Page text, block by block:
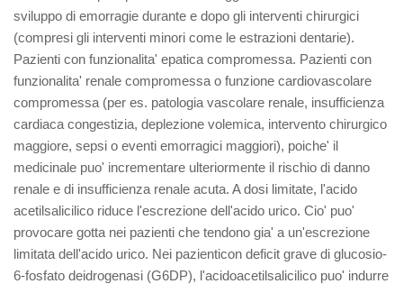
sviluppo di emorragie durante e dopo gli interventi chirurgici
(compresi gli interventi minori come le estrazioni dentarie).
Pazienti con funzionalita' epatica compromessa. Pazienti con
funzionalita' renale compromessa o funzione cardiovascolare
compromessa (per es. patologia vascolare renale, insufficienza
cardiaca congestizia, deplezione volemica, intervento chirurgico
maggiore, sepsi o eventi emorragici maggiori), poiche' il
medicinale puo' incrementare ulteriormente il rischio di danno
renale e di insufficienza renale acuta. A dosi limitate, l'acido
acetilsalicilico riduce l'escrezione dell'acido urico. Cio' puo'
provocare gotta nei pazienti che tendono gia' a un'escrezione
limitata dell'acido urico. Nei pazienticon deficit grave di glucosio-
6-fosfato deidrogenasi (G6DP), l'acidoacetilsalicilico puo' indurre